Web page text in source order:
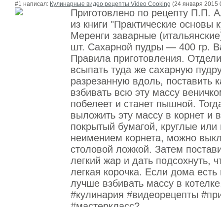
#1 написал: Кулинарные видео рецепты Video Cooking (24 января 2015
Приготовлено по рецепту П.П.
из книги "Практические основы
Меренги заварные
шт. Сахарной пудры — 400 гр.
Правила приготовления.
всыпать туда же сахарную
разрезанную вдоль, поставить
взбивать всю эту массу
побелеет и станет пышной.
выложить эту массу в корнет и
покрытый бумагой, круглые
неимением корнета, можно
столовой ложкой. Затем
легкий жар и дать подсохнуть,
легкая корочка. Если дома есть
лучше взбивать массу в
#кулинария #видеорецепты